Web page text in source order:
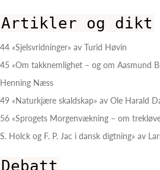
Artikler og dikt
44 «Sjelsvridninger» av Turid Høvin
45 «Om takknemlighet – og om Aasmund
Henning Næss
49 «Naturkjære skaldskap» av Ole Harald
56 «Sprogets Morgenvækning – om
S. Holck og F. P. Jac i dansk digtning» av
Debatt